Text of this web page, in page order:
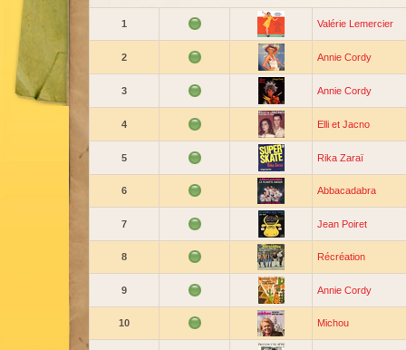
1 Valérie Lemercier
2 Annie Cordy
3 Annie Cordy
4 Elli et Jacno
5 Rika Zaraï
6 Abbacadabra
7 Jean Poiret
8 Récréation
9 Annie Cordy
10 Michou